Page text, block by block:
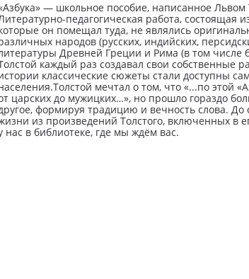
— школьное пособие, написанное
педагогическая работа, состоящая
он помещал туда, не являлись
народов (русских, индийских,
Древней Греции и Рима (в том числе
каждый раз создавал свои собственные
классические сюжеты стали доступны
мечтал о том, что «...по этой
царских до мужицких…», но прошло гораздо
формируя традицию и вечность слова.
из произведений Толстого, включенных в
нас в библиотеке, где мы ждём вас.